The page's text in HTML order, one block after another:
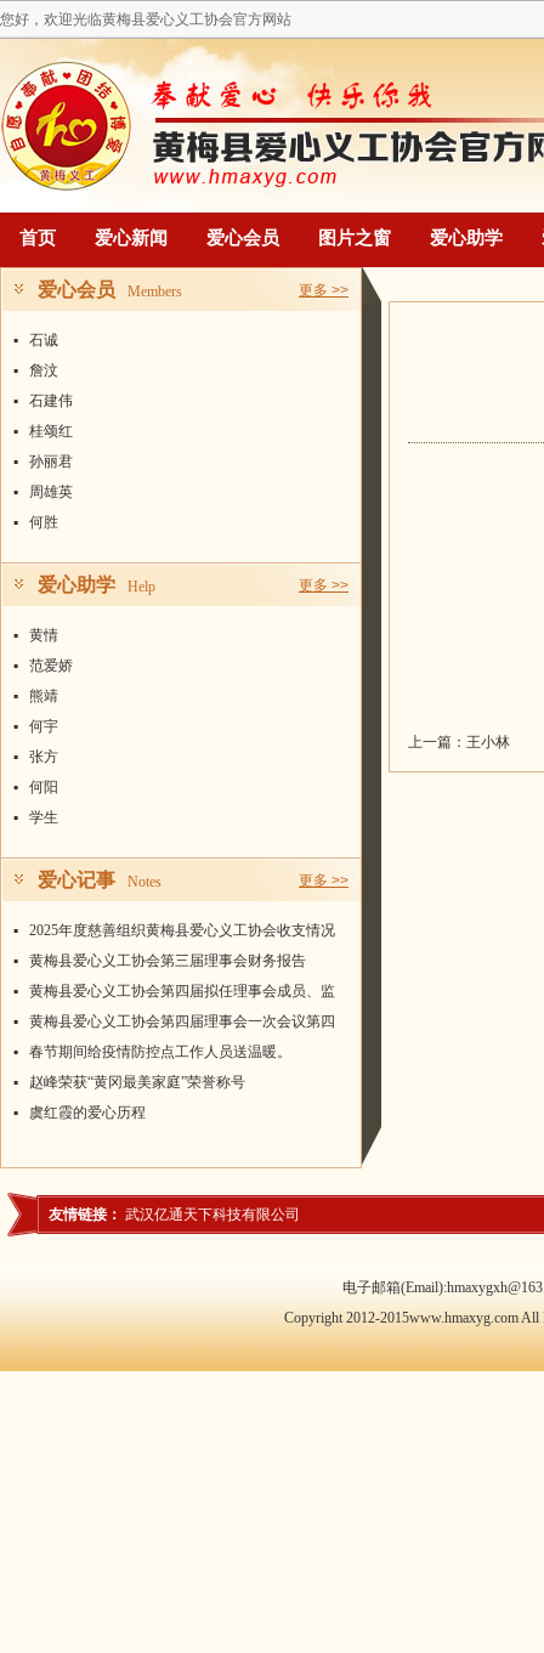
您好，欢迎光临黄梅县爱心义工协会官方网站
首页 爱心新闻 爱心会员 图片之窗 爱心助学
更多 >>
爱心会员 Members
▪
石诚
▪
詹汶
▪
石建伟
▪
桂颂红
▪
孙丽君
▪
周雄英
▪
何胜
更多 >>
爱心助学 Help
▪
黄情
▪
范爱娇
▪
熊靖
▪
何宇
▪
张方
▪
何阳
▪
学生
更多 >>
爱心记事 Notes
▪
2025年度慈善组织黄梅县爱心义工协会收支情况
统计表
▪
黄梅县爱心义工协会第三届理事会财务报告
▪
黄梅县爱心义工协会第四届拟任理事会成员、监
事名单
▪
黄梅县爱心义工协会第四届理事会一次会议第四
届会长、常务副会长、副会长、秘书长名单
▪
春节期间给疫情防控点工作人员送温暖。
▪
赵峰荣获“黄冈最美家庭”荣誉称号
▪
虞红霞的爱心历程
上一篇： 王小林
友情链接： 武汉亿通天下科技有限公司
电子邮箱
Copyright 2012-2015www.hmaxyg.com